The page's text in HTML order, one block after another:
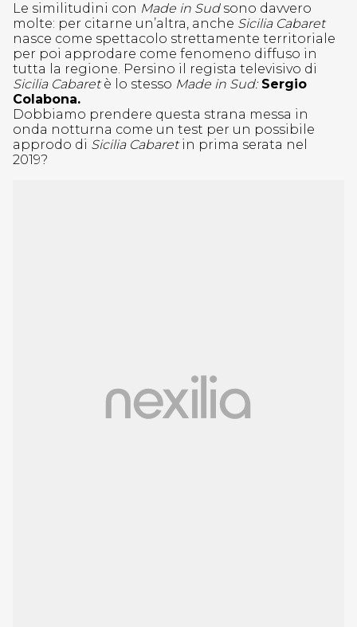
Le similitudini con Made in Sud sono davvero
molte: per citarne un’altra, anche Sicilia Cabaret
nasce come spettacolo strettamente territoriale
per poi approdare come fenomeno diffuso in
tutta la regione. Persino il regista televisivo di
Sicilia Cabaretè lo stesso Made in Sud:Sergio
Colabona.
Dobbiamo prendere questa strana messa in
onda notturna come un test per un possibile
approdo di Sicilia Cabaretin prima serata nel
2019?